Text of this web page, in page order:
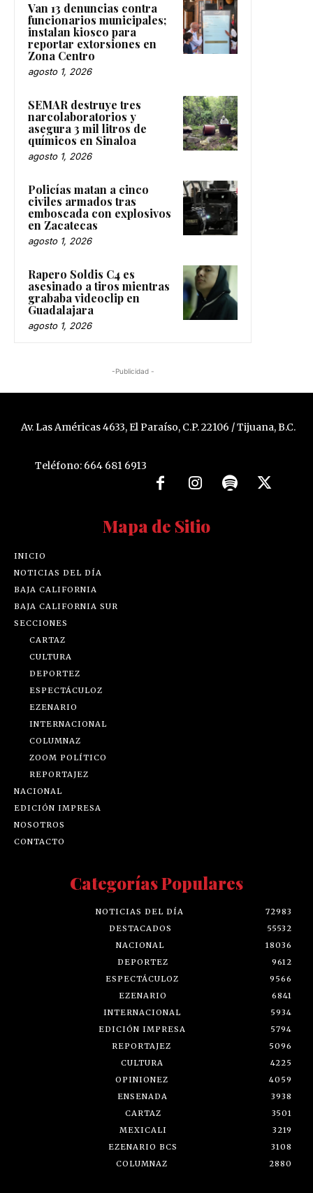
Van 13 denuncias contra
funcionarios municipales;
instalan kiosco para
reportar extorsiones en
Zona Centro
agosto 1, 2026
SEMAR destruye tres
narcolaboratorios y
asegura 3 mil litros de
químicos en Sinaloa
agosto 1, 2026
Policías matan a cinco
civiles armados tras
emboscada con explosivos
en Zacatecas
agosto 1, 2026
Rapero Soldis C4 es
asesinado a tiros mientras
grababa videoclip en
Guadalajara
agosto 1, 2026
-Publicidad -
Av. Las Américas 4633, El Paraíso, C.P. 22106 / Tijuana, B.C.
Teléfono: 664 681 6913
Mapa de Sitio
INICIO
NOTICIAS DEL DÍA
BAJA CALIFORNIA
BAJA CALIFORNIA SUR
SECCIONES
CARTAZ
CULTURA
DEPORTEZ
ESPECTÁCULOZ
EZENARIO
INTERNACIONAL
COLUMNAZ
ZOOM POLÍTICO
REPORTAJEZ
NACIONAL
EDICIÓN IMPRESA
NOSOTROS
CONTACTO
Categorías Populares
NOTICIAS DEL DÍA
72983
DESTACADOS
55532
NACIONAL
18036
DEPORTEZ
9612
ESPECTÁCULOZ
9566
EZENARIO
6841
INTERNACIONAL
5934
EDICIÓN IMPRESA
5794
REPORTAJEZ
5096
CULTURA
4225
OPINIONEZ
4059
ENSENADA
3938
CARTAZ
3501
MEXICALI
3219
EZENARIO BCS
3108
COLUMNAZ
2880